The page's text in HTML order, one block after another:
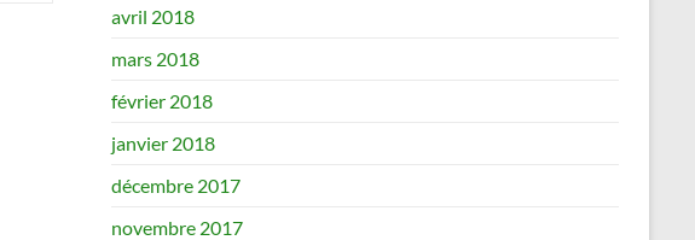
avril 2018
mars 2018
février 2018
janvier 2018
décembre 2017
novembre 2017